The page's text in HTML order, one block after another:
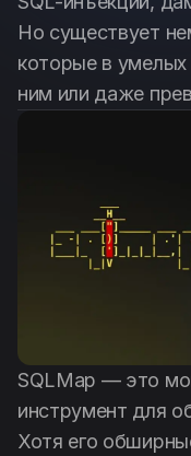
Обновления
Дехешер
Русский
Но существует
которые в умелых
ним или даже
SQLMap — это
инструмент для
Хотя его